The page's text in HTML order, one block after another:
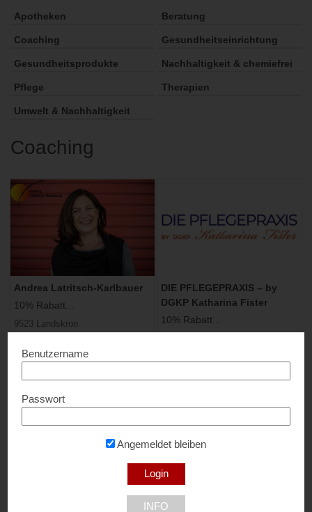
Apotheken Beratung
Coaching Gesundheitseinrichtung
Gesundheitsprodukte Nachhaltigkeit & chemiefrei
Pflege Therapien
Umwelt & Nachhaltigkeit
Coaching
Andrea Latritsch-Karlbauer
10% Rabatt...
9523 Landskron
DIE PFLEGEPRAXIS – by
DGKP Katharina Fister
10% Rabatt...
Farb- und Stilberatung – Elli
Benutzername
Passwort
Angemeldet bleiben
INFO